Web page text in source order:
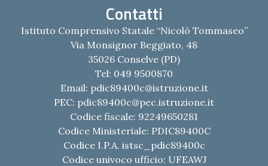
Contatti
Istituto Comprensivo Statale “Nicolò Tommaseo”
Via Monsignor Beggiato, 48
35026 Conselve (PD)
Tel: 049 9500870
Email: pdic89400c@istruzione.it
PEC: pdic89400c@pec.istruzione.it
Codice fiscale: 92249650281
Codice Ministeriale: PDIC89400C
Codice I.P.A. istsc_pdic89400c
Codice univoco ufficio: UFEAWJ